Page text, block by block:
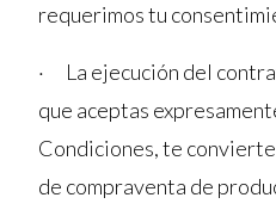
requerimos tu
· La ejecución del
que aceptas
Condiciones, te
de compraventa de